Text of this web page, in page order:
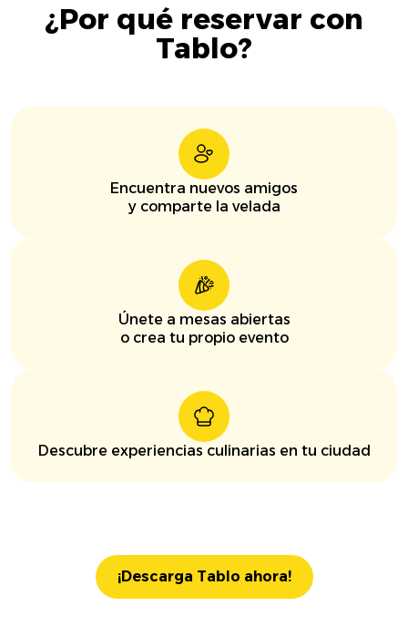
¿Por qué reservar con
Tablo?
Encuentra nuevos amigos
y comparte la velada
Únete a mesas abiertas
o crea tu propio evento
Descubre experiencias culinarias en tu ciudad
¡Descarga Tablo ahora!